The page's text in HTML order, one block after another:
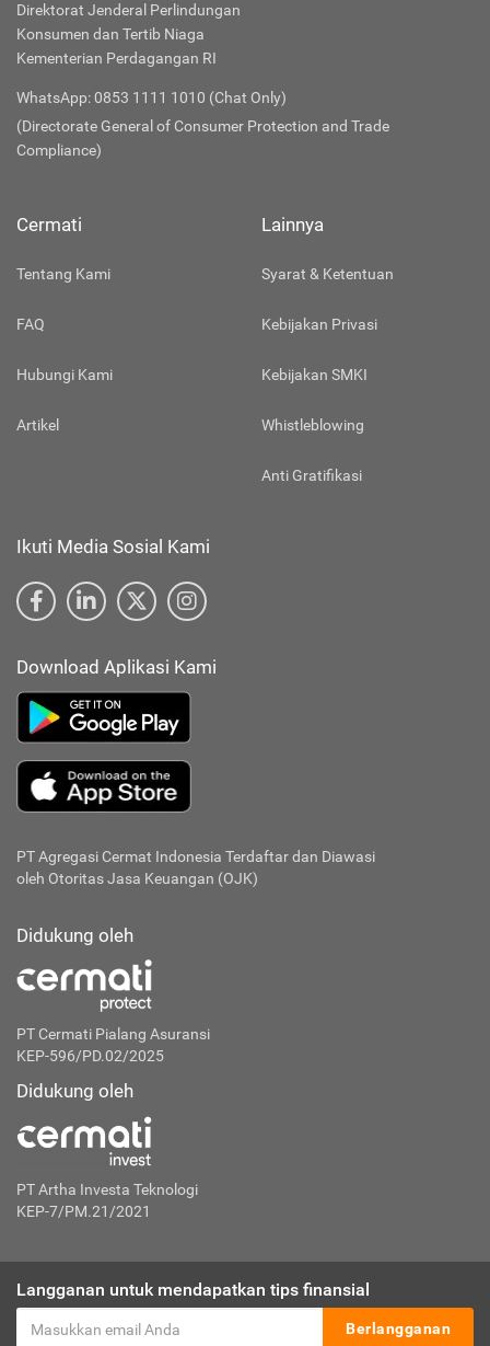
Direktorat Jenderal Perlindungan
Konsumen dan Tertib Niaga
Kementerian Perdagangan RI
WhatsApp: 0853 1111 1010 (Chat Only)
(Directorate General of Consumer Protection and Trade
Compliance)
Cermati
Tentang Kami
FAQ
Hubungi Kami
Artikel
Lainnya
Syarat & Ketentuan
Kebijakan Privasi
Kebijakan SMKI
Whistleblowing
Anti Gratifikasi
Ikuti Media Sosial Kami
Download Aplikasi Kami
PT Agregasi Cermat Indonesia Terdaftar dan Diawasi
oleh Otoritas Jasa Keuangan (OJK)
Didukung oleh
PT Cermati Pialang Asuransi
KEP-596/PD.02/2025
Didukung oleh
PT Artha Investa Teknologi
KEP-7/PM.21/2021
Langganan untuk mendapatkan tips finansial
Berlangganan